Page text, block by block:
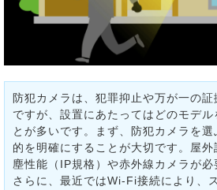
防犯カメラは、犯罪抑止や万が一の
ですが、設置にあたってはどのモデル
とが多いです。まず、防犯カメラを
的を明確にすることが大切です。屋
塵性能（IP規格）や赤外線カメラが必
さらに、最近ではWi-Fi接続により、